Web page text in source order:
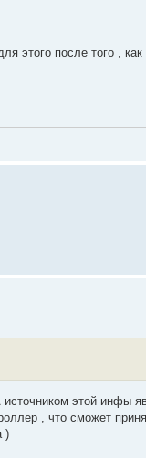
этого после того ,
этой инфы
, что сможет
)